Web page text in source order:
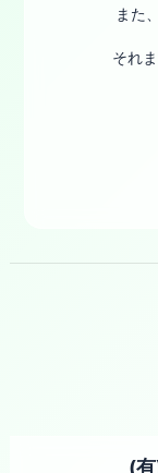
また
それ
(